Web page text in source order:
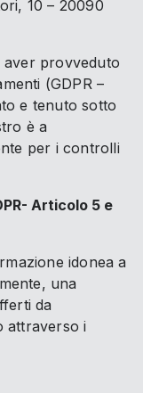
10 – 20090
provveduto
(GDPR –
e tenuto sotto
è a
per i controlli
Articolo 5 e
idonea a
una
da
attraverso i